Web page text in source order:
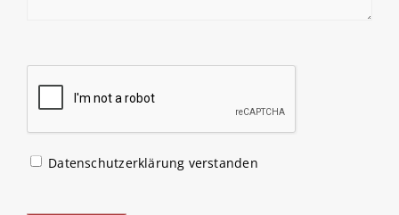
Datenschutzerklärung verstanden